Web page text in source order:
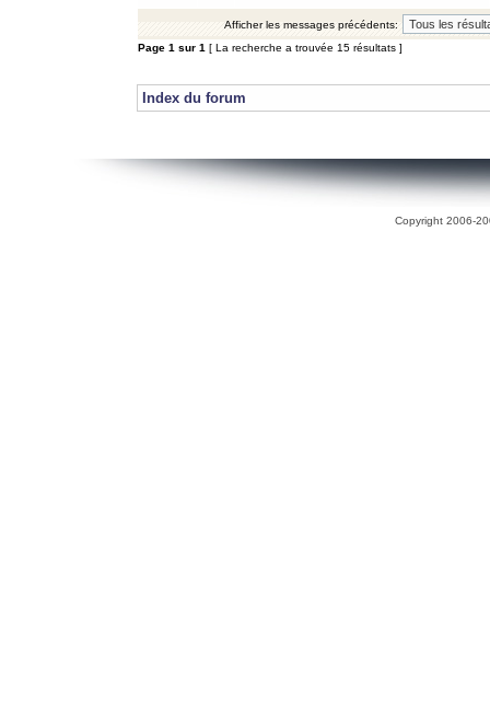
Afficher les messages précédents:
Page 1 sur 1 [ La recherche a trouvée 15 résultats ]
Index du forum
Copyright 2006-